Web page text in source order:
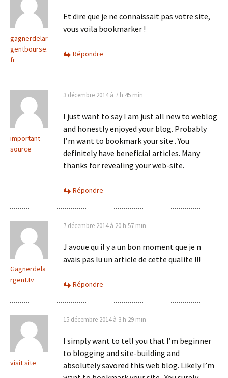
gagnerdelar
gentbourse.
fr
Et dire que je ne connaissait pas votre site,
vous voila bookmarker !
Répondre
important
source
3 décembre 2014 à 7 h 45 min
I just want to say I am just all new to weblog
and honestly enjoyed your blog. Probably
I’m want to bookmark your site . You
definitely have beneficial articles. Many
thanks for revealing your web-site.
Répondre
Gagnerdela
rgent.tv
7 décembre 2014 à 20 h 57 min
J avoue qu il y a un bon moment que je n
avais pas lu un article de cette qualite !!!
Répondre
visit site
15 décembre 2014 à 3 h 29 min
I simply want to tell you that I’m beginner
to blogging and site-building and
absolutely savored this web blog. Likely I’m